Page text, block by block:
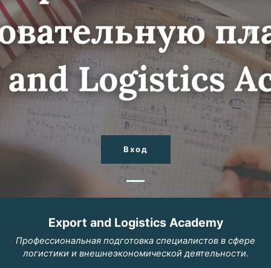
Вход
Previous Next
Export and Logistics Academy
Профессиональная подготовка специалистов в сфере
логистики и внешнеэкономической деятельности.